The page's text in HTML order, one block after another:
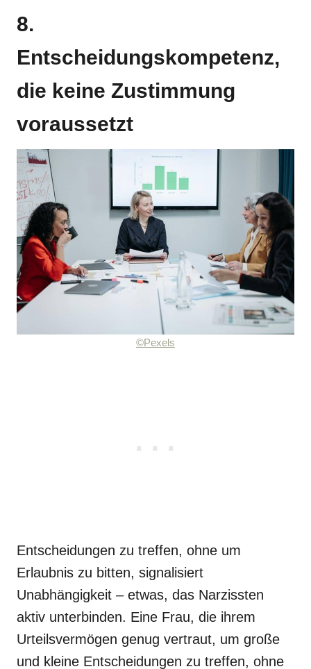
8.
Entscheidungskompetenz,
die keine Zustimmung
voraussetzt
©Pexels
Entscheidungen zu treffen, ohne um
Erlaubnis zu bitten, signalisiert
Unabhängigkeit – etwas, das Narzissten
aktiv unterbinden. Eine Frau, die ihrem
Urteilsvermögen genug vertraut, um große
und kleine Entscheidungen zu treffen, ohne